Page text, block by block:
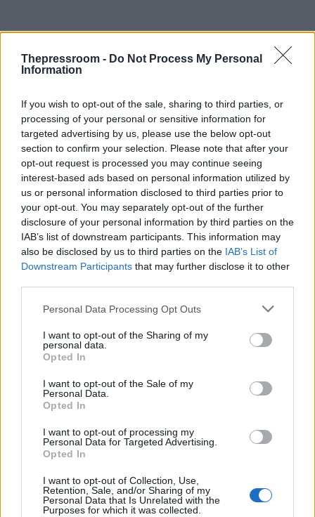
Thepressroom - Do Not Process My Personal
Information
If you wish to opt-out of the sale, sharing to third parties, or
processing of your personal or sensitive information for
targeted advertising by us, please use the below opt-out
section to confirm your selection. Please note that after your
opt-out request is processed you may continue seeing
interest-based ads based on personal information utilized by
us or personal information disclosed to third parties prior to
your opt-out. You may separately opt-out of the further
disclosure of your personal information by third parties on the
IAB’s list of downstream participants. This information may
also be disclosed by us to third parties on the IAB’s List of
Downstream Participants that may further disclose it to other
Please note that this website/app uses one or more Google
not limited to your visit or usage behaviour. You may click to
grant or deny consent to Google and its third-party tags to
use your data for below specified purposes in below Google
consent section.
Personal Data Processing Opt Outs
I want to opt-out of the Sharing of my
personal data.
Opted In
I want to opt-out of the Sale of my
Personal Data.
Opted In
I want to opt-out of processing my
Personal Data for Targeted Advertising.
Opted In
I want to opt-out of Collection, Use,
Retention, Sale, and/or Sharing of my
Personal Data that Is Unrelated with the
Purposes for which it was collected.
Παράλληλα, διευκρίνισε ότι η επενδυτική ομάδα
δεν περιορίζεται στους Τζάρεντ Κούσνερ και
συμμετέχουν κορυφαίοι διεθνείς αρχιτέκτονες
Ο ίδιος υπογράμμισε ότι η διαδικασία βρίσκεται
επιπτώσεων, τονίζοντας πως στόχος είναι η
ισορροπία ανάμεσα στην ανάπτυξη και την
σενάρια περί καταστροφής του οικοσυστήματος,
κάνοντας λόγο για υπερβολές που αλλοιώνουν
την πραγματικότητα.
ΑΚΟΛΟΥΘΗΣΤΕ ΜΑΣ ΣΤΟ GOOGLE